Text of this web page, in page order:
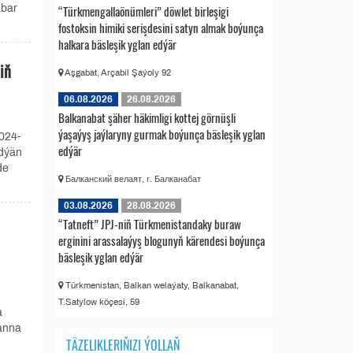
“Türkmengallaönümleri” döwlet birleşigi
fostoksin himiki serişdesini satyn almak boýunça
halkara bäsleşik yglan edýär
Aşgabat, Arçabil Şaýoly 92
06.08.2026 26.08.2026
Balkanabat şäher häkimligi kottej görnüşli
ýaşaýyş jaýlaryny gurmak boýunça bäsleşik yglan
edýär
Балканский велаят, г. Балканабат
03.08.2026 28.08.2026
“Tatneft” JPJ-niň Türkmenistandaky buraw
erginini arassalaýyş blogunyň kärendesi boýunça
bäsleşik yglan edýär
Türkmenistan, Balkan welaýaty, Balkanabat,
T.Satylow köçesi, 59
TÄZELIKLERIŇIZI ÝOLLAŇ